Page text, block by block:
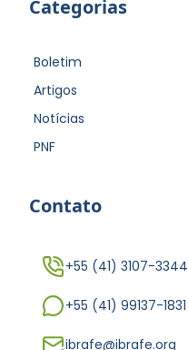
Categorias
Boletim
Artigos
Notícias
PNF
Contato
+55 (41) 3107-3344
+55 (41) 99137-1831
ibrafe@ibrafe.org